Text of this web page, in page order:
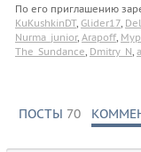
По его приглашению
KuKushkinDT, Glider17,
Nurma_junior, Arapoff,
The_Sundance, Dmitry_N,
ПОСТЫ 70